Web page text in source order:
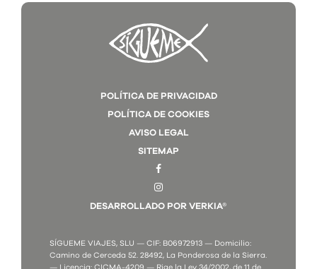
POLÍTICA DE PRIVACIDAD
POLÍTICA DE COOKIES
AVISO LEGAL
SITEMAP
DESARROLLADO POR VERKIA®
SÍGUEME VIAJES, SLU — CIF: B06972913 — Domicilio:
Camino de Cerceda 52. 28492, La Ponderosa de la Sierra.
— Licencia: CICMA-4209 — Rige la Ley 34/2002, de 11 de